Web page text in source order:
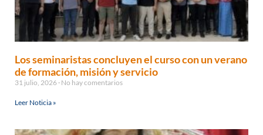
Los seminaristas concluyen el curso con un verano
de formación, misión y servicio
31 julio, 2026 No hay comentarios
Leer Noticia »